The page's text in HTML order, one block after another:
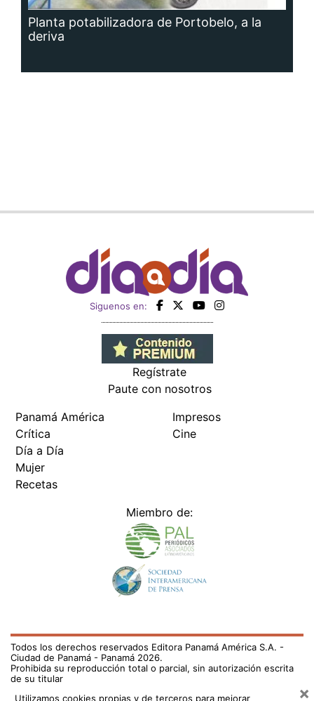
Planta potabilizadora de Portobelo, a la
deriva
Siguenos en:
Regístrate
Paute con nosotros
Panamá América
Crítica
Día a Día
Mujer
Recetas
Impresos
Cine
Miembro de:
Todos los derechos reservados Editora Panamá América S.A. -
Ciudad de Panamá - Panamá 2026.
Prohibida su reproducción total o parcial, sin autorización escrita
de su titular
Utilizamos cookies propias y de terceros para mejorar
×